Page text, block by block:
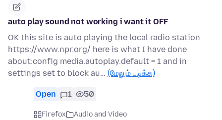
auto play sound not working i want it OFF
OK this site is auto playing the local radio station
https://www.npr.org/ here is what I have done
about:config media.autoplay.default = 1 and in
settings set to block au… (மேலும் படிக்க)
Open 1 50
Firefox
Audio and Video